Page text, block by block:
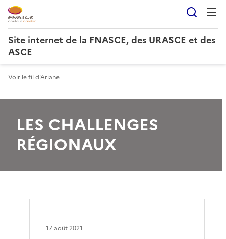
Site internet de la FNASCE, des URASCE et des
ASCE
Voir le fil d'Ariane
LES CHALLENGES
RÉGIONAUX
17 août 2021